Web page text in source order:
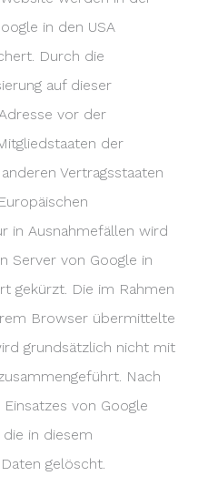
in den USA
Durch die
auf dieser
vor der
der
Vertragsstaaten
in Ausnahmefällen wird
Server von Google in
gekürzt. Die im Rahmen
Browser übermittelte
grundsätzlich nicht mit
Nach
von Google
in diesem
gelöscht.